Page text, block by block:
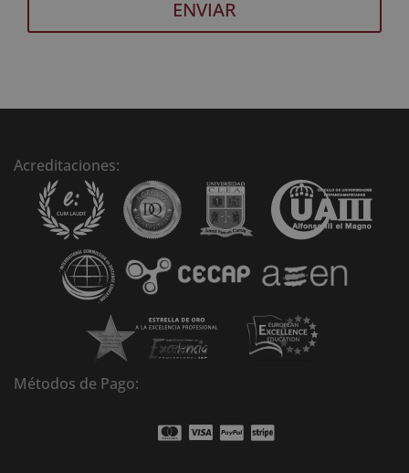
e
Acreditaciones:
Métodos de Pago: